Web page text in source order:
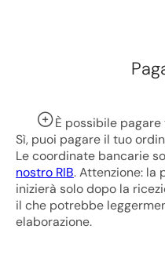
È possibile
Sì, puoi pagare il tuo
Le coordinate bancarie
nostro RIB. Attenzione: la
inizierà solo dopo la
il che potrebbe
elaborazione.